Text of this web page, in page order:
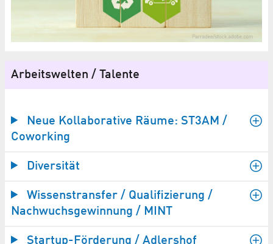
Arbeitswelten / Talente
Neue Kollaborative Räume: ST3AM /
Coworking
Diversität
Wissenstransfer / Qualifizierung /
Nachwuchsgewinnung / MINT
Startup-Förderung / Adlershof